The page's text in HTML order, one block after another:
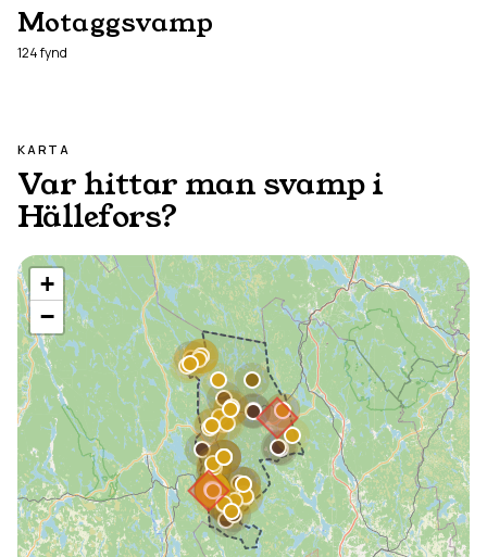
Motaggsvamp
124fynd
KARTA
Var hittar man svamp i
Hällefors?
+
−